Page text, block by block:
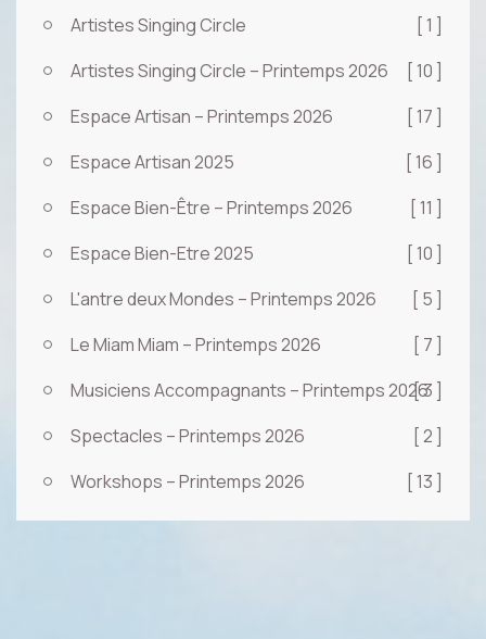
Artistes Singing Circle
[ 1 ]
Artistes Singing Circle – Printemps 2026
[ 10 ]
Espace Artisan – Printemps 2026
[ 17 ]
Espace Artisan 2025
[ 16 ]
Espace Bien-Être – Printemps 2026
[ 11 ]
Espace Bien-Etre 2025
[ 10 ]
L'antre deux Mondes – Printemps 2026
[ 5 ]
Le Miam Miam – Printemps 2026
[ 7 ]
Musiciens Accompagnants – Printemps 2026[ 3 ]
Spectacles – Printemps 2026
[ 2 ]
Workshops – Printemps 2026
[ 13 ]